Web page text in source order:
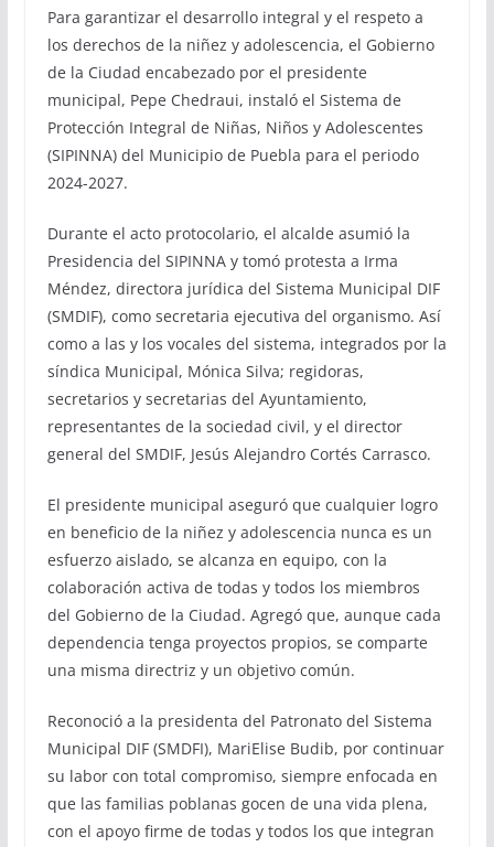
Para garantizar el desarrollo integral y el respeto a
los derechos de la niñez y adolescencia, el Gobierno
de la Ciudad encabezado por el presidente
municipal, Pepe Chedraui, instaló el Sistema de
Protección Integral de Niñas, Niños y Adolescentes
(SIPINNA) del Municipio de Puebla para el periodo
2024-2027.
Durante el acto protocolario, el alcalde asumió la
Presidencia del SIPINNA y tomó protesta a Irma
Méndez, directora jurídica del Sistema Municipal DIF
(SMDIF), como secretaria ejecutiva del organismo. Así
como a las y los vocales del sistema, integrados por la
síndica Municipal, Mónica Silva; regidoras,
secretarios y secretarias del Ayuntamiento,
representantes de la sociedad civil, y el director
general del SMDIF, Jesús Alejandro Cortés Carrasco.
El presidente municipal aseguró que cualquier logro
en beneficio de la niñez y adolescencia nunca es un
esfuerzo aislado, se alcanza en equipo, con la
colaboración activa de todas y todos los miembros
del Gobierno de la Ciudad. Agregó que, aunque cada
dependencia tenga proyectos propios, se comparte
una misma directriz y un objetivo común.
Reconoció a la presidenta del Patronato del Sistema
Municipal DIF (SMDFI), MariElise Budib, por continuar
su labor con total compromiso, siempre enfocada en
que las familias poblanas gocen de una vida plena,
con el apoyo firme de todas y todos los que integran